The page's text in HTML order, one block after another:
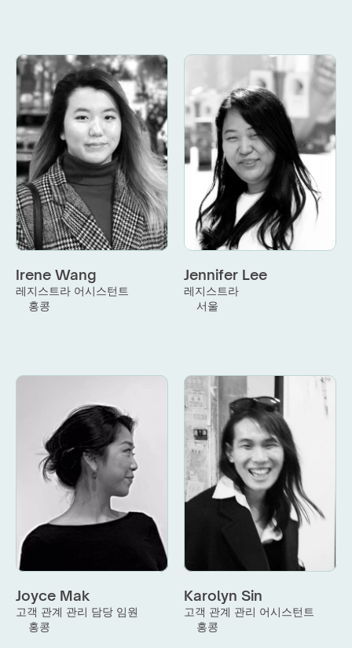
Irene Wang
레지스트라 어시스턴트
홍콩
Jennifer Lee
레지스트라
서울
Joyce Mak
고객 관계 관리 담당 임원
홍콩
Karolyn Sin
고객 관계 관리 어시스턴트
홍콩